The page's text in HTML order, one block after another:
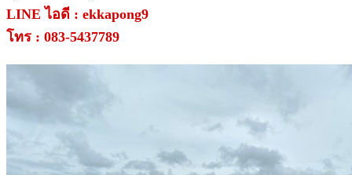
LINE ไอดี : ekkapong9
โทร : 083-5437789